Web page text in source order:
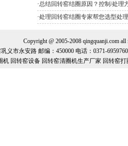
·总结回转窑结圈原因？控制/处理
·处理回转窑结圈专家帮您选型处
Copyright @ 2005-2008 qingquanji.com
义市永安路 邮编：450000 电话：0371-
机 回转窑设备 回转窑清圈机生产厂家 回转窑